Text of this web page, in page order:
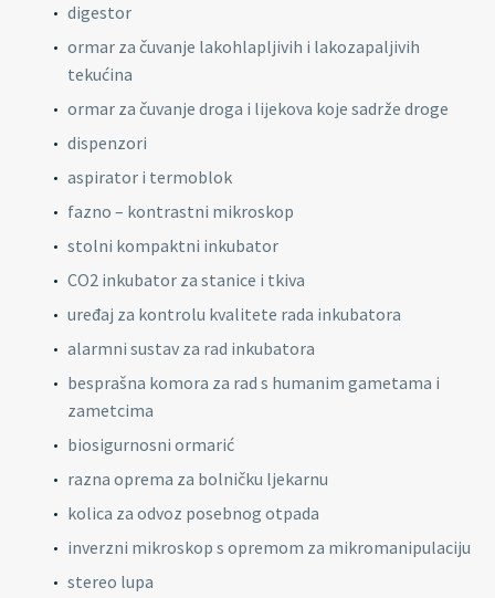
digestor
ormar za čuvanje lakohlapljivih i lakozapaljivih
tekućina
ormar za čuvanje droga i lijekova koje sadrže droge
dispenzori
aspirator i termoblok
fazno – kontrastni mikroskop
stolni kompaktni inkubator
CO2 inkubator za stanice i tkiva
uređaj za kontrolu kvalitete rada inkubatora
alarmni sustav za rad inkubatora
besprašna komora za rad s humanim gametama i
zametcima
biosigurnosni ormarić
razna oprema za bolničku ljekarnu
kolica za odvoz posebnog otpada
inverzni mikroskop s opremom za mikromanipulaciju
stereo lupa